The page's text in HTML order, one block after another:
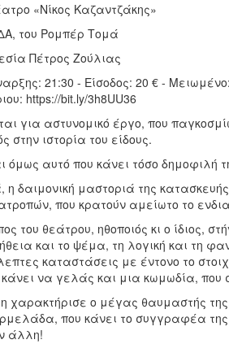
«Νίκος Καζαντζάκης»
του Ρομπέρ Τομά
Πέτρος Ζούλιας
21:30 - Είσοδος: 20 € -
https://bit.ly/3h8UU36
για αστυνομικό έργο, που
στην ιστορία του είδους.
όμως αυτό που κάνει τόσο
η δαιμονική μαστοριά της
που κρατούν αμείωτο το
του θεάτρου, ηθοποιός κι ο ίδιος,
και το ψέμα, τη λογική και τη
καταστάσεις με έντονο το
να γελάς και μια κωμωδία, που
χαρακτήρισε ο μέγας θαυμαστής
που κάνει το συγγραφέα της
άλλη!